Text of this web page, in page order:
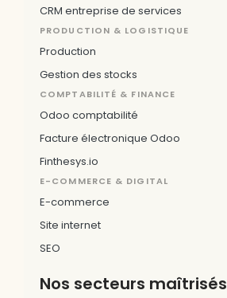
CRM entreprise de services
PRODUCTION & LOGISTIQUE
Production
Gestion des stocks
COMPTABILITÉ & FINANCE
Odoo comptabilité
Facture électronique Odoo
Finthesys.io
E-COMMERCE & DIGITAL
E-commerce
Site internet
SEO
Nos secteurs maîtrisés